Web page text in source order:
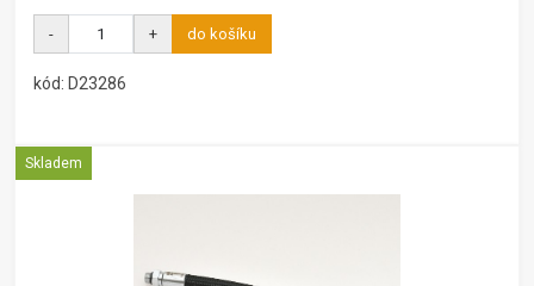
- + do košíku
kód: D23286
Skladem